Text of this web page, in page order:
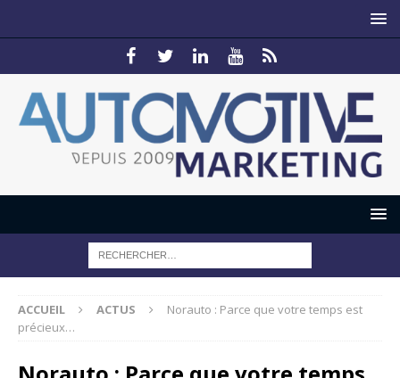
ACCUEIL ACTUS
Norauto : Parce que votre temps est
précieux…